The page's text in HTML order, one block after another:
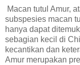
Macan tutul Amur,
subspesies macan
hanya dapat
sebagian kecil di
kecantikan dan
Amur merupakan